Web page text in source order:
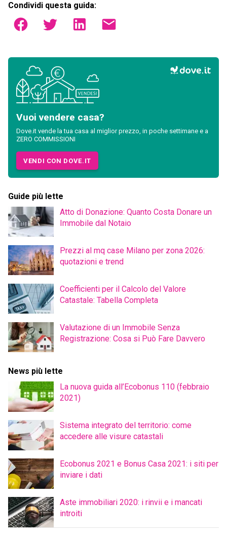
Condividi questa guida:
Vuoi vendere casa?
Dove.it vende la tua casa al miglior prezzo, in poche settimane e a
ZERO COMMISSIONI
VENDI CON DOVE.IT
Guide più lette
Atto di Donazione: Quanto Costa Donare un
Immobile dal Notaio
Prezzi al mq case Milano per zona 2026:
quotazioni e trend
Coefficienti per il Calcolo del Valore
Catastale: Tabella Completa
Valutazione di un Immobile Senza
Registrazione: Cosa si Può Fare Davvero
News più lette
La nuova guida all’Ecobonus 110 (febbraio
2021)
Sistema integrato del territorio: come
accedere alle visure catastali
Ecobonus 2021 e Bonus Casa 2021: i siti per
inviare i dati
Aste immobiliari 2020: i rinvii e i mancati
introiti